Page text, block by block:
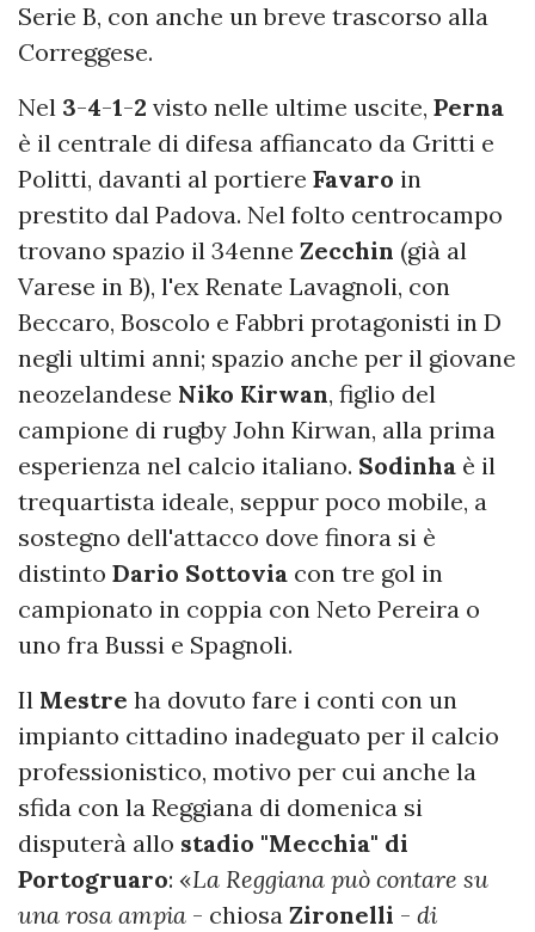
Serie B, con anche un breve trascorso alla
Correggese.
Nel 3-4-1-2 visto nelle ultime uscite, Perna
è il centrale di difesa affiancato da Gritti e
Politti, davanti al portiere Favaro in
prestito dal Padova. Nel folto centrocampo
trovano spazio il 34enne Zecchin (già al
Varese in B), l'ex Renate Lavagnoli, con
Beccaro, Boscolo e Fabbri protagonisti in D
negli ultimi anni; spazio anche per il giovane
neozelandese Niko Kirwan, figlio del
campione di rugby John Kirwan, alla prima
esperienza nel calcio italiano. Sodinha è il
trequartista ideale, seppur poco mobile, a
sostegno dell'attacco dove finora si è
distinto Dario Sottovia con tre gol in
campionato in coppia con Neto Pereira o
uno fra Bussi e Spagnoli.
Il Mestre ha dovuto fare i conti con un
impianto cittadino inadeguato per il calcio
professionistico, motivo per cui anche la
sfida con la Reggiana di domenica si
disputerà allo stadio "Mecchia" di
Portogruaro: «La Reggiana può contare su
una rosa ampia - chiosa Zironelli - di